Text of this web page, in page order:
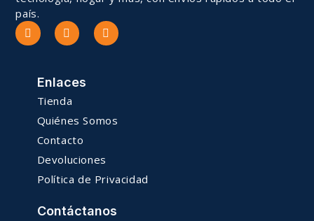
país.
Enlaces
Tienda
Quiénes Somos
Contacto
Devoluciones
Política de Privacidad
Contáctanos